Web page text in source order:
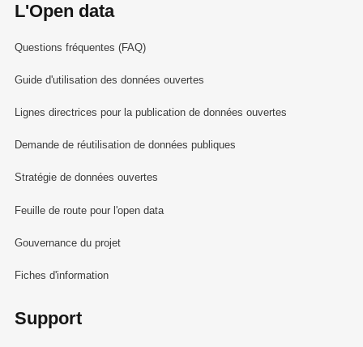
L'Open data
Questions fréquentes (FAQ)
Guide d'utilisation des données ouvertes
Lignes directrices pour la publication de données ouvertes
Demande de réutilisation de données publiques
Stratégie de données ouvertes
Feuille de route pour l'open data
Gouvernance du projet
Fiches d'information
Support